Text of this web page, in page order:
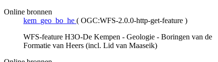
Online bronnen
kem_geo_bo_he ( OGC:WFS-2.0.0-http-get-feature )
WFS-feature H3O-De Kempen - Geologie - Boringen van de
Formatie van Heers (incl. Lid van Maaseik)